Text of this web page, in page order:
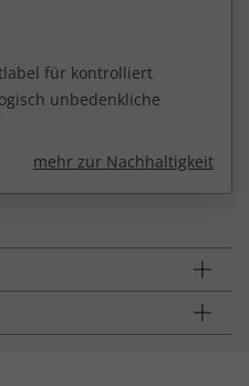
für kontrolliert
unbedenkliche
mehr zur Nachhaltigkeit